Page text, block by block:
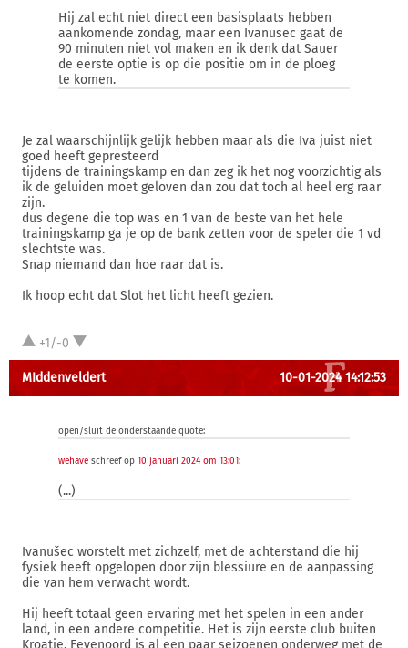
Hij zal echt niet direct een basisplaats hebben
aankomende zondag, maar een Ivanusec gaat de
90 minuten niet vol maken en ik denk dat Sauer
de eerste optie is op die positie om in de ploeg
te komen.
Je zal waarschijnlijk gelijk hebben maar als die Iva juist niet
goed heeft gepresteerd
tijdens de trainingskamp en dan zeg ik het nog voorzichtig als
ik de geluiden moet geloven dan zou dat toch al heel erg raar
zijn.
dus degene die top was en 1 van de beste van het hele
trainingskamp ga je op de bank zetten voor de speler die 1 vd
slechtste was.
Snap niemand dan hoe raar dat is.
Ik hoop echt dat Slot het licht heeft gezien.
+1/-0
MIddenveldert 10-01-2024 14:12:53
open/sluit de onderstaande quote:
wehave schreef op 10 januari 2024 om 13:01:
(...)
Ivanušec worstelt met zichzelf, met de achterstand die hij
fysiek heeft opgelopen door zijn blessiure en de aanpassing
die van hem verwacht wordt.
Hij heeft totaal geen ervaring met het spelen in een ander
land, in een andere competitie. Het is zijn eerste club buiten
Kroatie. Feyenoord is al een paar seizoenen onderweg met de